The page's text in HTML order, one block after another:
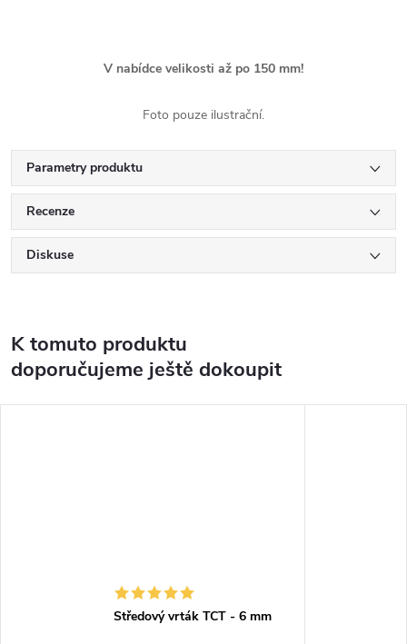
V nabídce velikosti až po 150 mm!
Foto pouze ilustrační.
Parametry produktu
Recenze
Diskuse
K tomuto produktu
doporučujeme ještě dokoupit
Středový vrták TCT - 6 mm